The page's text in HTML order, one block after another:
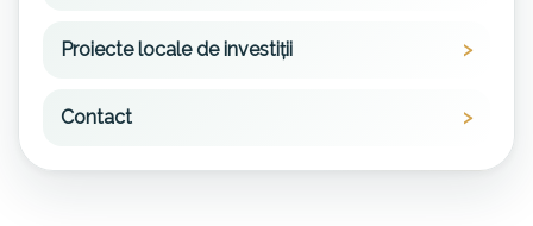
Proiecte locale de investiții
Contact